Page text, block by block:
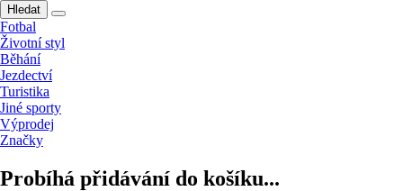
Hledat
Fotbal
Životní styl
Běhání
Jezdectví
Turistika
Jiné sporty
Výprodej
Značky
Probíhá přidávání do košíku...